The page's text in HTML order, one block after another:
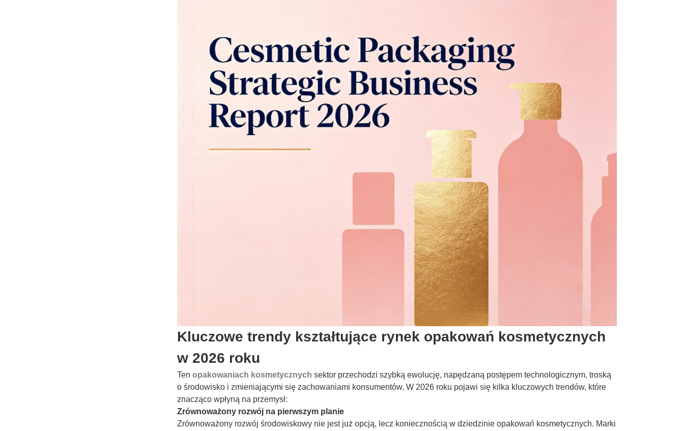
Kluczowe trendy kształtujące rynek opakowań kosmetycznych
w 2026 roku
Ten opakowaniach kosmetycznych sektor przechodzi szybką ewolucję, napędzaną postępem technologicznym, troską
o środowisko i zmieniającymi się zachowaniami konsumentów. W 2026 roku pojawi się kilka kluczowych trendów, które
znacząco wpłyną na przemysł:
Zrównoważony rozwój na pierwszym planie
Zrównoważony rozwój środowiskowy nie jest już opcją, lecz koniecznością w dziedzinie opakowań kosmetycznych. Marki